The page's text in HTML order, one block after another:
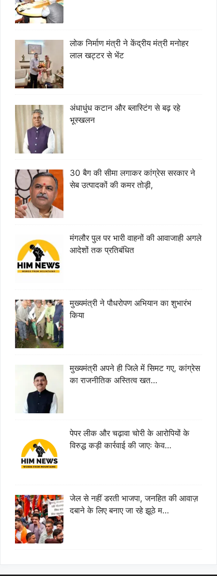
लोक निर्माण मंत्री ने केंद्रीय मंत्री मनोहर
लाल खट्टर से भेंट
अंधाधुंध कटान और ब्लास्टिंग से बढ़ रहे
भूस्खलन
30 बैग की सीमा लगाकर कांग्रेस सरकार ने
सेब उत्पादकों की कमर तोड़ी,
मंगलौर पुल पर भारी वाहनों की आवाजाही अगले
आदेशों तक प्रतिबंधित
मुख्यमंत्री ने पौधरोपण अभियान का शुभारंभ
किया
मुख्यमंत्री अपने ही जिले में सिमट गए, कांग्रेस
का राजनीतिक अस्तित्व खत…
पेपर लीक और चढ़ावा चोरी के आरोपियों के
विरुद्ध कड़ी कार्रवाई की जाएः केव…
जेल से नहीं डरती भाजपा, जनहित की आवाज़
दबाने के लिए बनाए जा रहे झूठे म…